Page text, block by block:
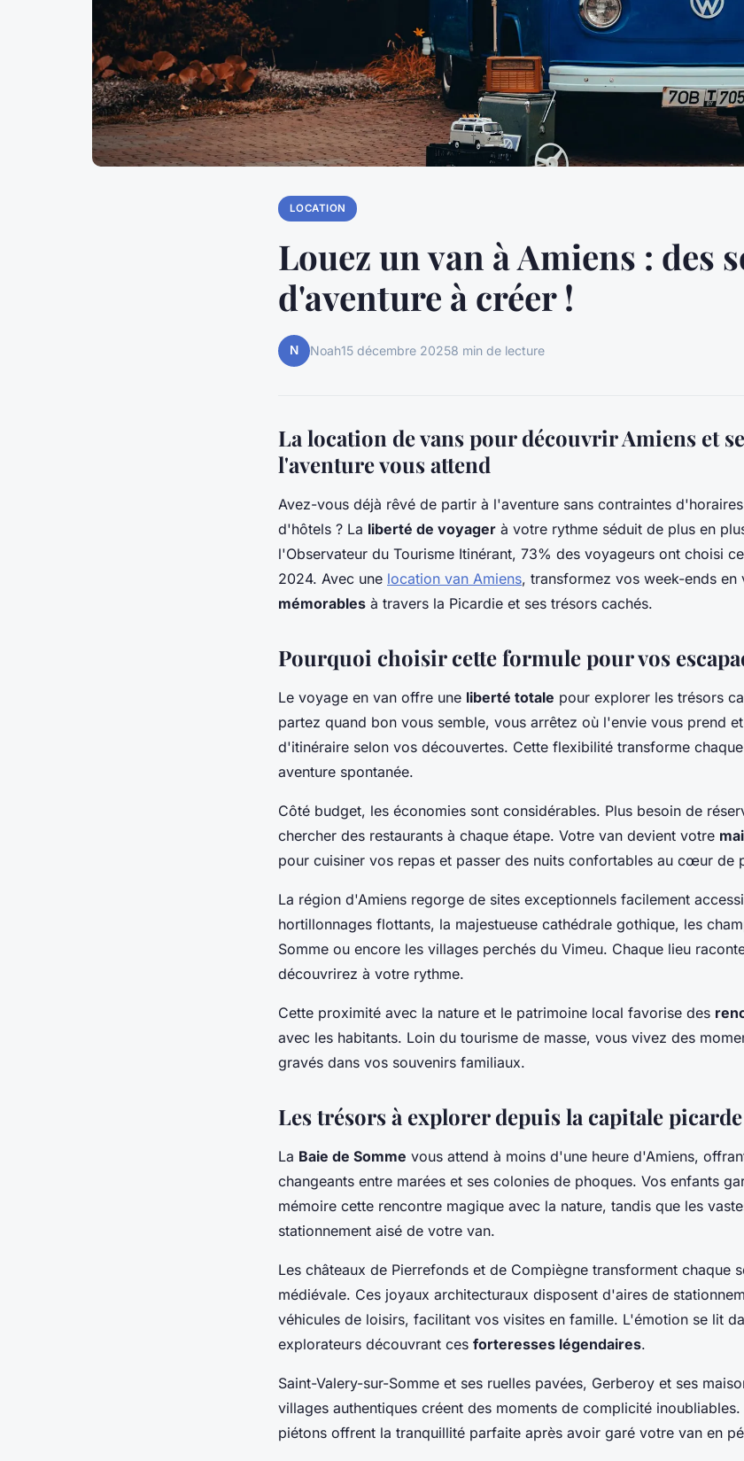
LOCATION
Louez un van à Amiens : des
d'aventure à créer !
N Noah15 décembre 20258 min de lecture
La location de vans pour découvrir Amiens et
l'aventure vous attend
Avez-vous déjà rêvé de partir à l'aventure sans contraintes
d'hôtels ? La liberté de voyager à votre rythme séduit de plus en
l'Observateur du Tourisme Itinérant, 73% des voyageurs ont choisi
2024. Avec une location van Amiens, transformez vos week-ends en
mémorables à travers la Picardie et ses trésors cachés.
Pourquoi choisir cette formule pour vos
Le voyage en van offre une liberté totale pour explorer les trésors
partez quand bon vous semble, vous arrêtez où l'envie vous prend
d'itinéraire selon vos découvertes. Cette flexibilité transforme
aventure spontanée.
Côté budget, les économies sont considérables. Plus besoin de
chercher des restaurants à chaque étape. Votre van devient votre
pour cuisiner vos repas et passer des nuits confortables au cœur de
La région d'Amiens regorge de sites exceptionnels facilement
hortillonnages flottants, la majestueuse cathédrale gothique, les
Somme ou encore les villages perchés du Vimeu. Chaque lieu
découvrirez à votre rythme.
Cette proximité avec la nature et le patrimoine local favorise des
avec les habitants. Loin du tourisme de masse, vous vivez des
gravés dans vos souvenirs familiaux.
Les trésors à explorer depuis la capitale picarde
La Baie de Somme vous attend à moins d'une heure d'Amiens,
changeants entre marées et ses colonies de phoques. Vos enfants
mémoire cette rencontre magique avec la nature, tandis que les
stationnement aisé de votre van.
Les châteaux de Pierrefonds et de Compiègne transforment chaque
médiévale. Ces joyaux architecturaux disposent d'aires de
véhicules de loisirs, facilitant vos visites en famille. L'émotion se lit
explorateurs découvrant ces forteresses légendaires.
Saint-Valery-sur-Somme et ses ruelles pavées, Gerberoy et ses
villages authentiques créent des moments de complicité
piétons offrent la tranquillité parfaite après avoir garé votre van en